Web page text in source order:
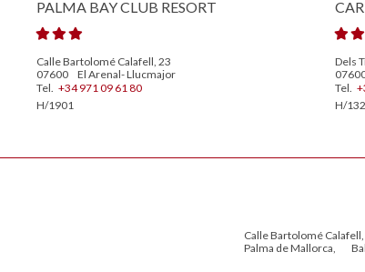
PALMA BAY CLUB RESORT
Calle Bartolomé Calafell, 23
07600
El Arenal- Llucmajor
Tel. +34 971 09 61 80
H/1901
Dels
Tel.
H/
Calle Bartolomé
Palma de Mallorca